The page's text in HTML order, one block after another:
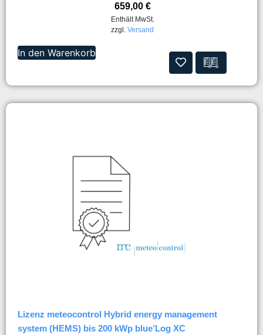
659,00 €
Enthält MwSt.
zzgl. Versand
In den Warenkorb
Lizenz meteocontrol Hybrid energy management
system (HEMS) bis 200 kWp blue’Log XC